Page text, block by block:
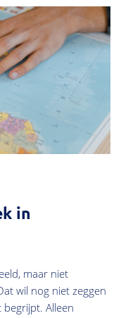
in
maar niet
wil nog niet zeggen
Alleen